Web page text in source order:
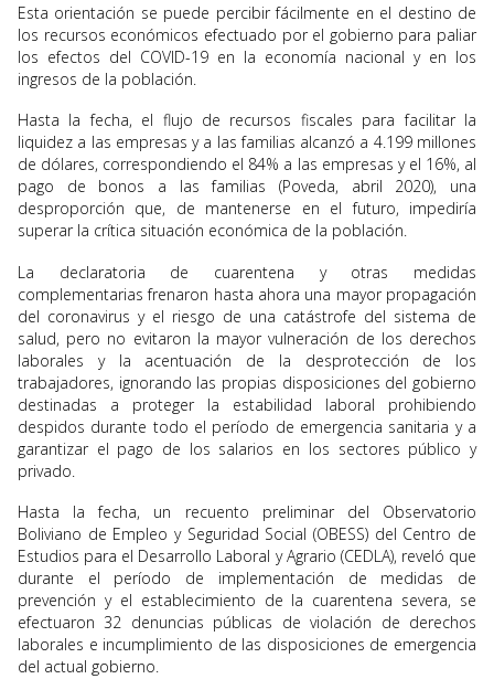
Esta orientación se puede percibir fácilmente en el destino de
los recursos económicos efectuado por el gobierno para paliar
los efectos del COVID-19 en la economía nacional y en los
ingresos de la población.
Hasta la fecha, el flujo de recursos fiscales para facilitar la
liquidez a las empresas y a las familias alcanzó a 4.199 millones
de dólares, correspondiendo el 84% a las empresas y el 16%, al
pago de bonos a las familias (Poveda, abril 2020), una
desproporción que, de mantenerse en el futuro, impediría
superar la crítica situación económica de la población.
La declaratoria de cuarentena y otras medidas
complementarias frenaron hasta ahora una mayor propagación
del coronavirus y el riesgo de una catástrofe del sistema de
salud, pero no evitaron la mayor vulneración de los derechos
laborales y la acentuación de la desprotección de los
trabajadores, ignorando las propias disposiciones del gobierno
destinadas a proteger la estabilidad laboral prohibiendo
despidos durante todo el período de emergencia sanitaria y a
garantizar el pago de los salarios en los sectores público y
privado.
Hasta la fecha, un recuento preliminar del Observatorio
Boliviano de Empleo y Seguridad Social (OBESS) del Centro de
Estudios para el Desarrollo Laboral y Agrario (CEDLA), reveló que
durante el período de implementación de medidas de
prevención y el establecimiento de la cuarentena severa, se
efectuaron 32 denuncias públicas de violación de derechos
laborales e incumplimiento de las disposiciones de emergencia
del actual gobierno.